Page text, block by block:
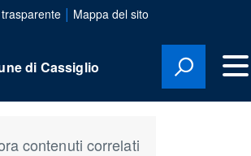
| Mappa del sito
di Cassiglio
contenuti correlati